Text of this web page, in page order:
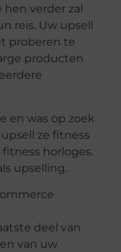
verder zal
reis. Uw upsell
proberen te
producten
en was op zoek
ze fitness
horloges.
upselling.
deel van
van uw